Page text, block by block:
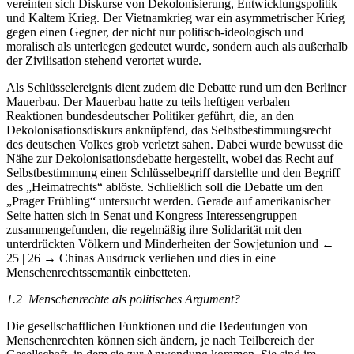
vereinten sich Diskurse von Dekolonisierung, Entwicklungspolitik
und Kaltem Krieg. Der Vietnamkrieg war ein asymmetrischer Krieg
gegen einen Gegner, der nicht nur politisch-ideologisch und
moralisch als unterlegen gedeutet wurde, sondern auch als außerhalb
der Zivilisation stehend verortet wurde.
Als Schlüsselereignis dient zudem die Debatte rund um den Berliner
Mauerbau. Der Mauerbau hatte zu teils heftigen verbalen
Reaktionen bundesdeutscher Politiker geführt, die, an den
Dekolonisationsdiskurs anknüpfend, das Selbstbestimmungsrecht
des deutschen Volkes grob verletzt sahen. Dabei wurde bewusst die
Nähe zur Dekolonisationsdebatte hergestellt, wobei das Recht auf
Selbstbestimmung einen Schlüsselbegriff darstellte und den Begriff
des „Heimatrechts“ ablöste. Schließlich soll die Debatte um den
„Prager Frühling“ untersucht werden. Gerade auf amerikanischer
Seite hatten sich in Senat und Kongress Interessengruppen
zusammengefunden, die regelmäßig ihre Solidarität mit den
unterdrückten Völkern und Minderheiten der Sowjetunion und ←
25 | 26 → Chinas Ausdruck verliehen und dies in eine
Menschenrechtssemantik einbetteten.
1.2 Menschenrechte als politisches Argument?
Die gesellschaftlichen Funktionen und die Bedeutungen von
Menschenrechten können sich ändern, je nach Teilbereich der